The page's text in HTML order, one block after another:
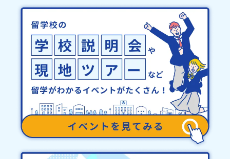
悠所在地：〒690-0842 島根県松江市東本町二丁目25-6 みらい
BASE2階 その他所在地公式HP：http://c-platform.or.jp/お問い
合わせ先担当：小川・小原E-mail：info@miratabi.jp「おためし
地域留学体験」のプログラム開催情報を公式LINEにて配信中！ぜひ
ご登録ください♪地域みらい留学公式LINE
います。対応が必要な場合は必ず事前にご相談ください。・参加取
消や急遽参加できなくなった場合について参加決定後の参加お取り
消しはご遠慮下さい。やむを得ないお取り消しの場合はお早めに事
務局までご連絡ください。・キャンセルポリシーやむを得ない参加
お取り消しの場合、以下のルールに沿って対応させていただきま
す。ご了承ください。プログラム開催日の前日＜8月3日＞から、
【キャンセルのご連絡日：お支払いいただく旅行代金】・21日目に
あたる日以前：無料・20日目-8日目：20％・7日目-2日目：30％・
プログラム開始日の前日：40％・プログラム開始日当日：50％・ご
連絡無しでの不参加またはプログラム開始後の解除：100％・催行中
止について天候などの状況等によって開催を見合わせる可能性があ
ります。その場合は原則、開催日1週間前までにご連絡いたします。
又、最少催行人数に達しなかった場合は、開催日3週間前までに催行
中止の旨をメールにてご連絡いたします。・よくあるご質問その
他、よくあるご質問についてはこちらをご確認ください。運営団体
について＜プログラム主催：一般財団法人地域・教育魅力化プラッ